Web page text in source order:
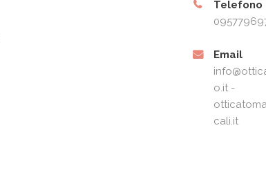
Telefono
Email
o.it -
cali.it